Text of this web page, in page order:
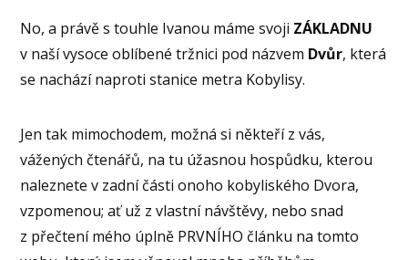
No, a právě s touhle Ivanou máme svoji ZÁKLADNU
v naší vysoce oblíbené tržnici pod názvem Dvůr, která
se nachází naproti stanice metra Kobylisy.
Jen tak mimochodem, možná si někteří z vás,
vážených čtenářů, na tu úžasnou hospůdku, kterou
naleznete v zadní části onoho kobyliského Dvora,
vzpomenou; ať už z vlastní návštěvy, nebo snad
z přečtení mého úplně PRVNÍHO článku na tomto